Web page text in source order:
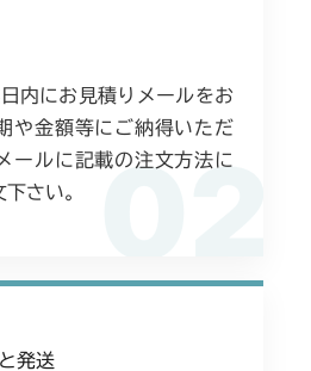
02
内にお見積りメールをお
や金額等にご納得いただ
ールに記載の注文方法に
さい。
発送